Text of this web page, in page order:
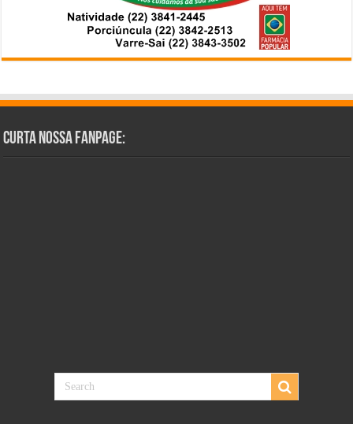
Curta Nossa Fanpage: